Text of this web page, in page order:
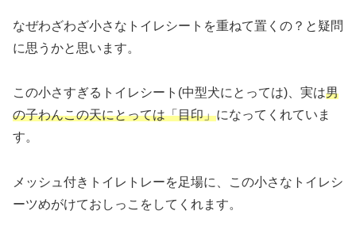
なぜわざわざ小さなトイレシートを重ねて置くの？と疑問
に思うかと思います。
この小さすぎるトイレシート(中型犬にとっては)、実は男
の子わんこの天にとっては「目印」になってくれていま
す。
メッシュ付きトイレトレーを足場に、この小さなトイレシ
ーツめがけておしっこをしてくれます。